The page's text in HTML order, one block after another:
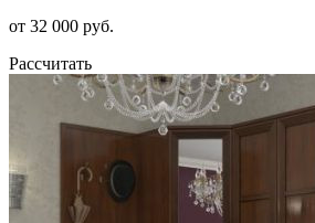
от 32 000 руб.
Рассчитать